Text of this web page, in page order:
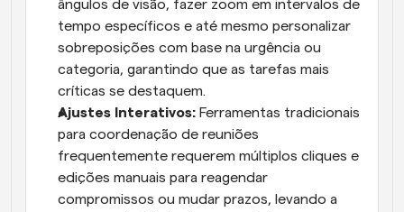
ângulos de visão, fazer zoom em intervalos de
tempo específicos e até mesmo personalizar
sobreposições com base na urgência ou
categoria, garantindo que as tarefas mais
críticas se destaquem.
Ajustes Interativos: Ferramentas tradicionais
para coordenação de reuniões
frequentemente requerem múltiplos cliques e
edições manuais para reagendar
compromissos ou mudar prazos, levando a